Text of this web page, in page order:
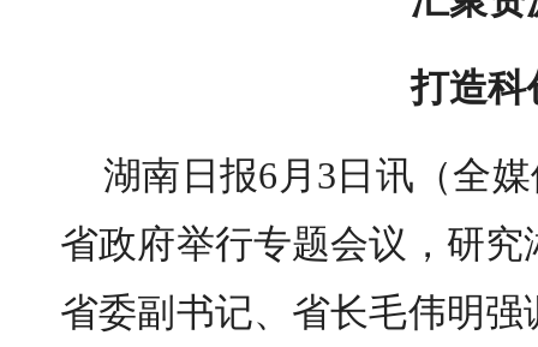
打造科
湖南日报6 月 3 日讯 （全
省政府举行专题会议，研究
省委副书记、省长毛伟明强